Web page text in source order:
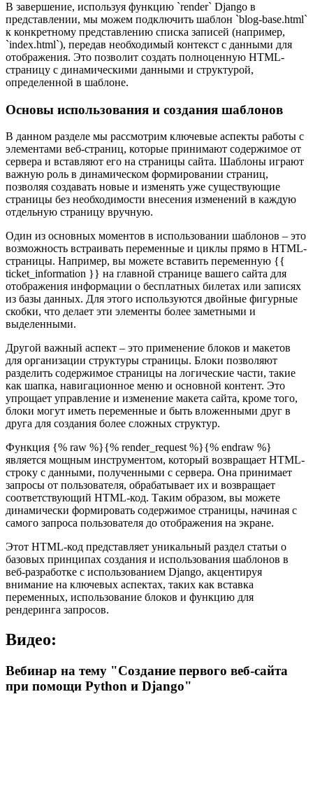
В завершение, используя функцию `render` Django в
представлении, мы можем подключить шаблон `blog-base.html`
к конкретному представлению списка записей (например,
`index.html`), передав необходимый контекст с данными для
отображения. Это позволит создать полноценную HTML-
страницу с динамическими данными и структурой,
определенной в шаблоне.
Основы использования и создания шаблонов
В данном разделе мы рассмотрим ключевые аспекты работы с
элементами веб-страниц, которые принимают содержимое от
сервера и вставляют его на страницы сайта. Шаблоны играют
важную роль в динамическом формировании страниц,
позволяя создавать новые и изменять уже существующие
страницы без необходимости внесения изменений в каждую
отдельную страницу вручную.
Один из основных моментов в использовании шаблонов – это
возможность встраивать переменные и циклы прямо в HTML-
страницы. Например, вы можете вставить переменную {{
ticket_information }} на главной странице вашего сайта для
отображения информации о бесплатных билетах или записях
из базы данных. Для этого используются двойные фигурные
скобки, что делает эти элементы более заметными и
выделенными.
Другой важный аспект – это применение блоков и макетов
для организации структуры страницы. Блоки позволяют
разделить содержимое страницы на логические части, такие
как шапка, навигационное меню и основной контент. Это
упрощает управление и изменение макета сайта, кроме того,
блоки могут иметь переменные и быть вложенными друг в
друга для создания более сложных структур.
Функция {% raw %}{% render_request %}{% endraw %}
является мощным инструментом, который возвращает HTML-
строку с данными, полученными с сервера. Она принимает
запросы от пользователя, обрабатывает их и возвращает
соответствующий HTML-код. Таким образом, вы можете
динамически формировать содержимое страницы, начиная с
самого запроса пользователя до отображения на экране.
Этот HTML-код представляет уникальный раздел статьи о
базовых принципах создания и использования шаблонов в
веб-разработке с использованием Django, акцентируя
внимание на ключевых аспектах, таких как вставка
переменных, использование блоков и функцию для
рендеринга запросов.
Видео:
Вебинар на тему "Создание первого веб-сайта
при помощи Python и Django"